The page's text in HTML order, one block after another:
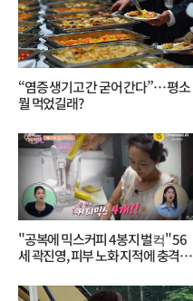
“염증 생기고 간 굳어 간다”… 평소
뭘 먹었길래?
"공복에 믹스커피 4봉지 벌컥" 56
세 곽진영, 피부 노화 지적에 충격…